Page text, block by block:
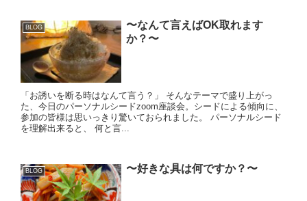
BLOG
〜なんて言えばOK取れます
か？〜
「お誘いを断る時はなんて言う？」 そんなテーマで盛り上がっ
た、今日のパーソナルシードzoom座談会。シードによる傾向に、
参加の皆様は思いっきり驚いておられました。 パーソナルシード
を理解出来ると、 何と言...
BLOG 〜好きな具は何ですか？〜